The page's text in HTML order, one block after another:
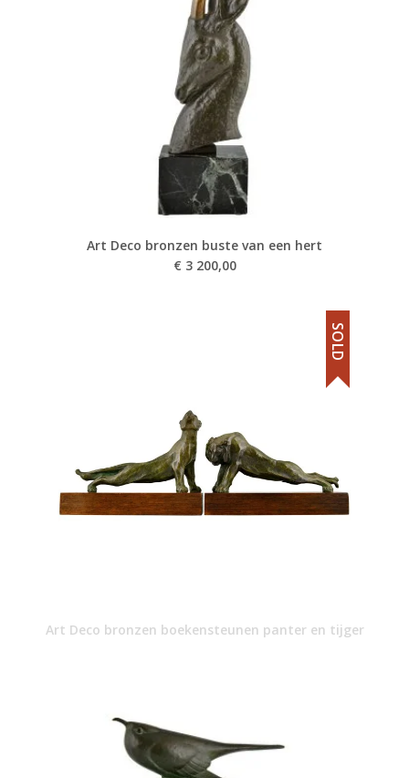
Art Deco bronzen buste van een hert
€ 3 200,00
Art Deco bronzen boekensteunen panter en tijger
SOLD